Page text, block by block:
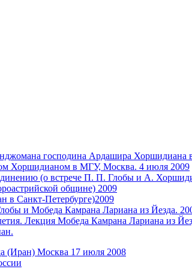
господина Ардашира Хоршидиана
Хоршидианом в МГУ, Москва. 4 июля 2009
(о встрече П. П. Глобы и А.
общине) 2009
в Санкт-Петербурге)2009
и Мобеда Камрана Лариана из Йезда.
Лекция Мобеда Камрана Лариана из
(Иран) Москва 17 июля 2008